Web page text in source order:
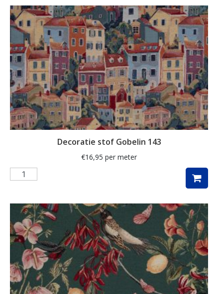
ganzen
gemberkoekjes
geometrisch
ginko
gnome
grafisch
groene thee
hartjes
herfstblad
herfstbladeren
hert
herten
hertje
Decoratie stof Gobelin 143
€16,95 per meter